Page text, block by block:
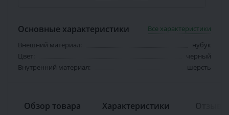
Основные характеристики
Все характеристики
Внешний материал:
нубук
Цвет:
черный
Внутренний материал:
шерсть
Обзор товара Характеристики